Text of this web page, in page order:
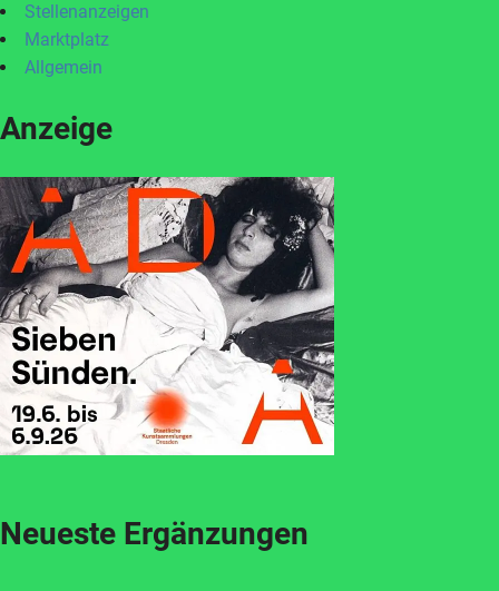
Stellenanzeigen
Marktplatz
Allgemein
Anzeige
Neueste Ergänzungen